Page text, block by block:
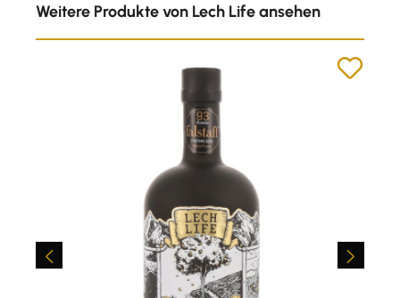
Weitere Produkte von Lech Life ansehen